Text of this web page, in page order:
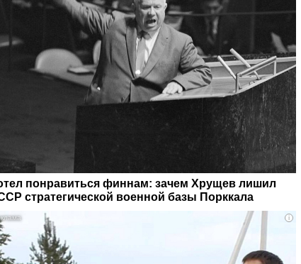
понравиться финнам: зачем Хрущев лишил
стратегической военной базы Порккала
i